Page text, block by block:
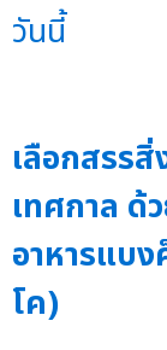
วันนี้
เลือกสรร
เทศกาล ด้
อาหารแบ
โค)